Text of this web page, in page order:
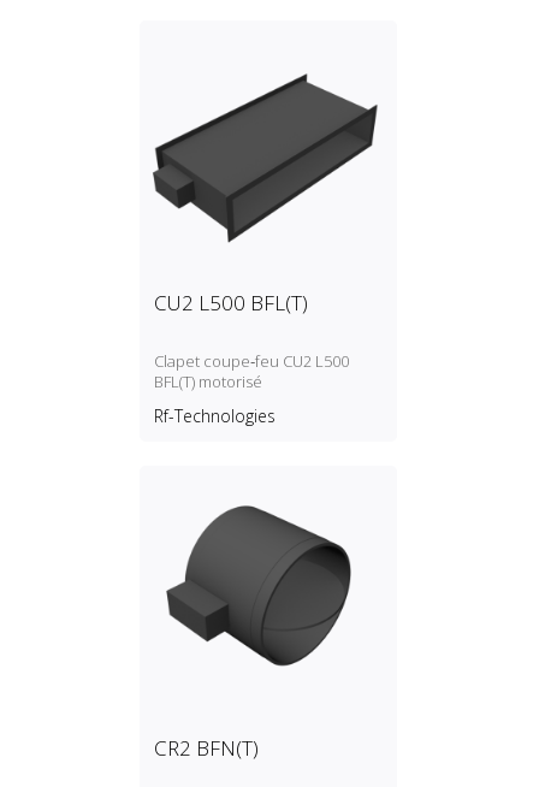
CU2 L500 BFL(T)
Clapet coupe‑feu CU2 L500
BFL(T) motorisé
Rf-Technologies
CR2 BFN(T)